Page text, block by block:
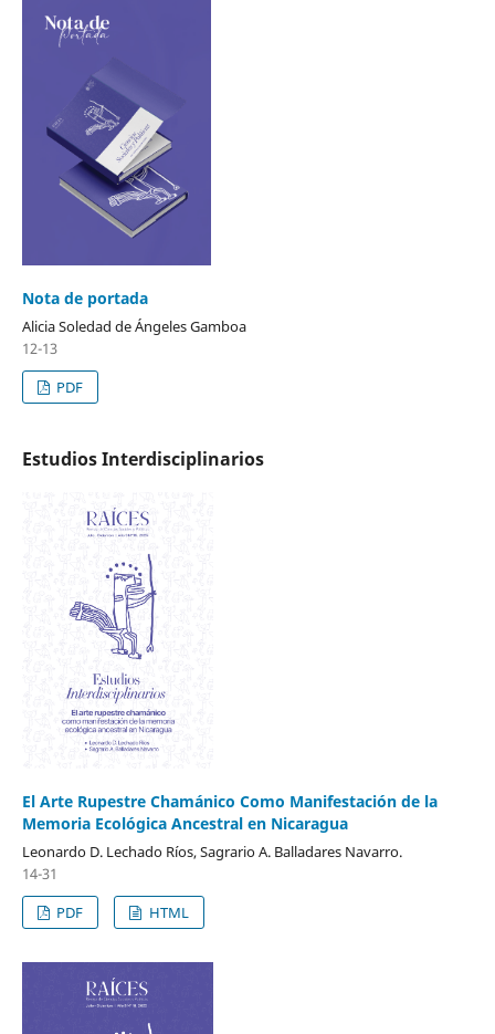
Nota de portada
Alicia Soledad de Ángeles Gamboa
12-13
PDF
Estudios Interdisciplinarios
El Arte Rupestre Chamánico Como Manifestación de la
Memoria Ecológica Ancestral en Nicaragua
Leonardo D. Lechado Ríos, Sagrario A. Balladares Navarro.
14-31
PDF
HTML